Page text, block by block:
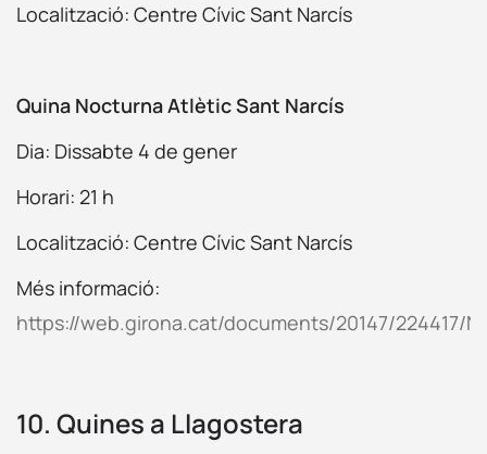
Localització: Centre Cívic Sant Narcís
Quina Nocturna Atlètic Sant Narcís
Dia: Dissabte 4 de gener
Horari: 21 h
Localització: Centre Cívic Sant Narcís
Més informació:
https://web.girona.cat/documents/20147/224417/
10. Quines a Llagostera